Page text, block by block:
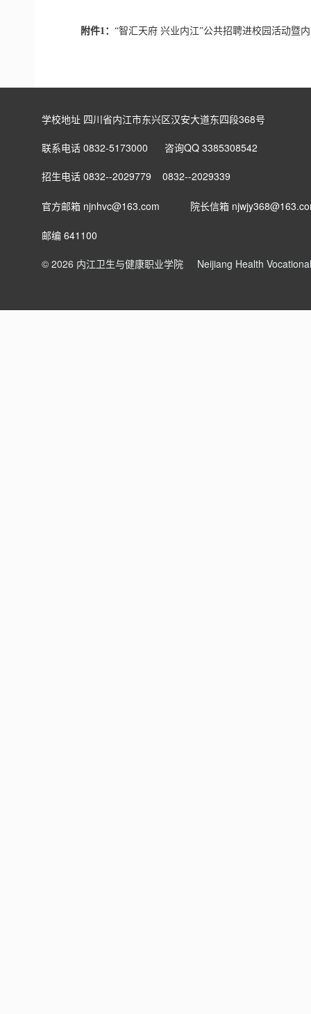
附件1： “智汇天府 兴业内江”公共招聘进校园活动暨
学校地址 四川省内江市东兴区汉安大道东四段368号
联系电话 0832-5173000 咨询QQ 3385308542
招生电话 0832--2029779 0832--2029339
官方邮箱 njnhvc@163.com 院长信箱
邮编 641100
© 2026 内江卫生与健康职业学院 Neijiang Health